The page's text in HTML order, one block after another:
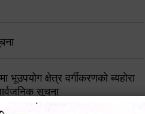
भूउपयोग क्षेत्र वर्गीकरणको ब्यहोरा
सूचना